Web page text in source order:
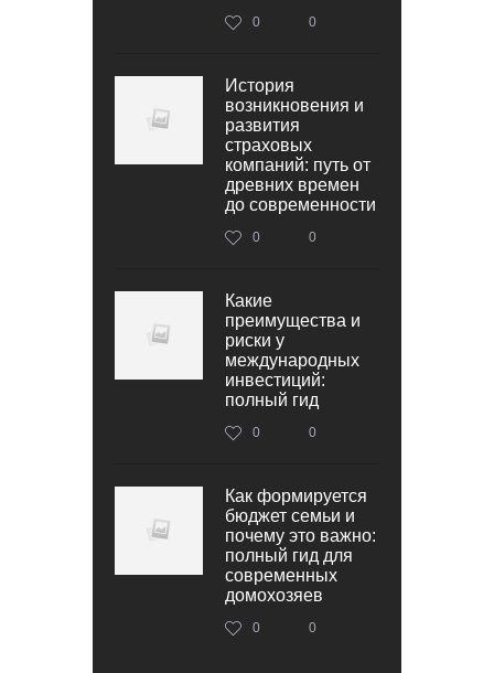
0 0
История
возникновения и
развития
страховых
компаний: путь от
древних времен
до современности
0 0
Какие
преимущества и
риски у
международных
инвестиций:
полный гид
0 0
Как формируется
бюджет семьи и
почему это важно:
полный гид для
современных
домохозяев
0 0